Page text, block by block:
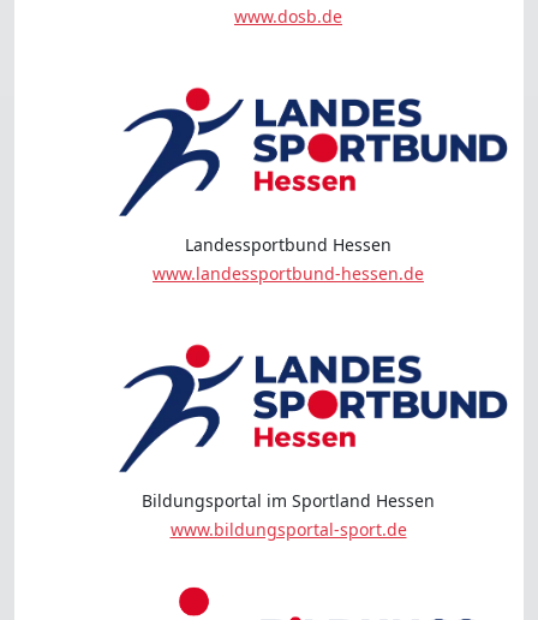
www.dosb.de
Landessportbund Hessen
www.landessportbund-hessen.de
Bildungsportal im Sportland Hessen
www.bildungsportal-sport.de